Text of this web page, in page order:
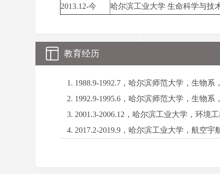
2013.12-今
哈尔滨工业大学 生命科学与技
教育经历
1988.9-1992.7，哈尔滨师范大学，生物
1992.9-1995.6，哈尔滨师范大学，生物系
2001.3-2006.12，哈尔滨工业大学，环境
2017.2-2019.9，哈尔滨工业大学，航空